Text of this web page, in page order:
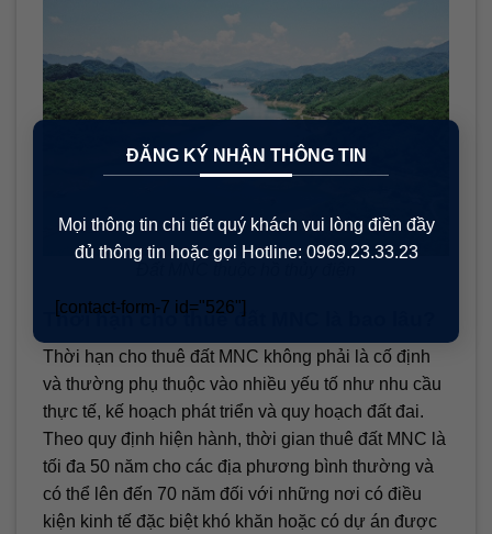
ĐĂNG KÝ NHẬN THÔNG TIN
Mọi thông tin chi tiết quý khách vui lòng điền đầy
đủ thông tin hoặc gọi Hotline: 0969.23.33.23
[contact-form-7 id="526"]
Thời hạn cho thuê đất MNC là bao lâu?
Thời hạn cho thuê đất MNC không phải là cố định
và thường phụ thuộc vào nhiều yếu tố như nhu cầu
thực tế, kế hoạch phát triển và quy hoạch đất đai.
Theo quy định hiện hành, thời gian thuê đất MNC là
tối đa 50 năm cho các địa phương bình thường và
có thể lên đến 70 năm đối với những nơi có điều
kiện kinh tế đặc biệt khó khăn hoặc có dự án được